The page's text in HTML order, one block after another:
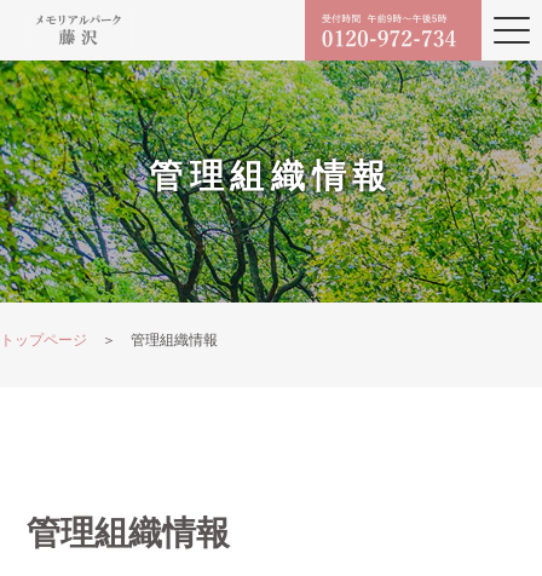
管理組織情報
トップページ ＞ 管理組織情報
管理組織情報